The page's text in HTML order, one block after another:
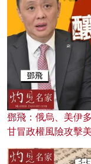
鄧飛：俄烏、美伊
甘冒政權風險攻擊